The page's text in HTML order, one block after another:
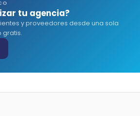
tu agencia?
y proveedores desde una sola
gratis.